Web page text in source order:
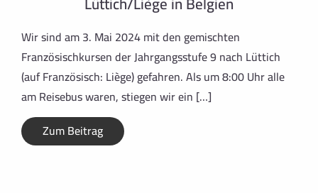
Wir sind am 3. Mai 2024 mit den gemischten
Französischkursen der Jahrgangsstufe 9 nach Lüttich
(auf Französisch: Liège) gefahren. Als um 8:00 Uhr alle
am Reisebus waren, stiegen wir ein […]
Zum Beitrag